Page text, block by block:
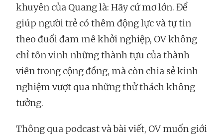
khuyên của Quang là: Hãy cứ mơ lớn. Để
giúp người trẻ có thêm động lực và tự tin
theo đuổi đam mê khởi nghiệp, OV không
chỉ tôn vinh những thành tựu của thành
viên trong cộng đồng, mà còn chia sẻ kinh
nghiệm vượt qua những thử thách không
tưởng.
Thông qua podcast và bài viết, OV muốn giới